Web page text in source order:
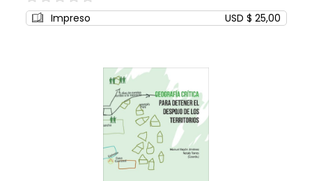
0%
Impreso USD $ 25,00